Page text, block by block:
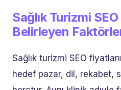
Sağlık Turizmi SEO
Belirleyen
Sağlık turizmi SEO
hedef pazar, dil, rekabet,